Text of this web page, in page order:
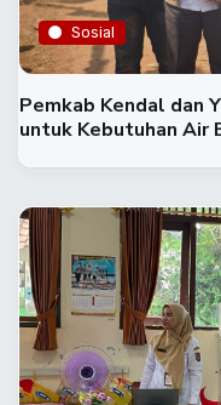
Sosial
Pemkab Kendal dan
untuk Kebutuhan Air